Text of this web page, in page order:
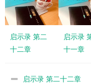
启示录 第二
十二章
启示录
十一章
启示录 第二十二章